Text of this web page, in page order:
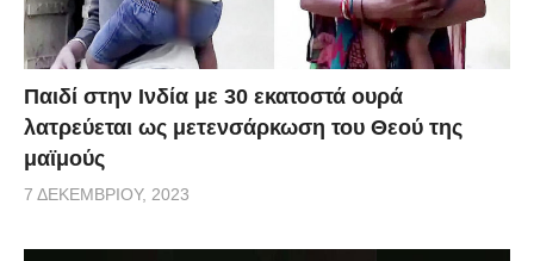
Παιδί στην Ινδία με 30 εκατοστά ουρά
λατρεύεται ως μετενσάρκωση του Θεού της
μαϊμούς
7 ΔΕΚΕΜΒΡΊΟΥ, 2023